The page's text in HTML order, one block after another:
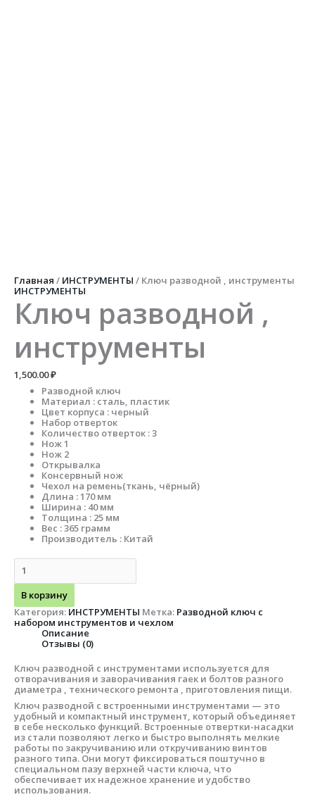
Главная / ИНСТРУМЕНТЫ / Ключ разводной , инструменты
ИНСТРУМЕНТЫ
Ключ разводной ,
инструменты
1,500.00₽
Разводной ключ
Материал : сталь, пластик
Цвет корпуса : черный
Набор отверток
Количество отверток : 3
Нож 1
Нож 2
Открывалка
Консервный нож
Чехол на ремень(ткань, чёрный)
Длина : 170 мм
Ширина : 40 мм
Толщина : 25 мм
Вес : 365 грамм
Производитель : Китай
В корзину
Категория: ИНСТРУМЕНТЫ Метка: Разводной ключ с
набором инструментов и чехлом
Описание
Отзывы (0)
Ключ разводной с инструментами используется для
отворачивания и заворачивания гаек и болтов разного
диаметра , технического ремонта , приготовления пищи.
Ключ разводной с встроенными инструментами — это
удобный и компактный инструмент, который объединяет
в себе несколько функций. Встроенные отвертки-насадки
из стали позволяют легко и быстро выполнять мелкие
работы по закручиванию или откручиванию винтов
разного типа. Они могут фиксироваться поштучно в
специальном пазу верхней части ключа, что
обеспечивает их надежное хранение и удобство
использования.